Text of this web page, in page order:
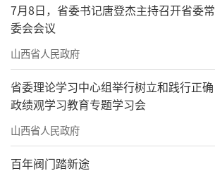
7月8日，省委书记唐登杰主持召开省委常
委会会议
山西省人民政府
省委理论学习中心组举行树立和践行正确
政绩观学习教育专题学习会
山西省人民政府
百年阀门踏新途